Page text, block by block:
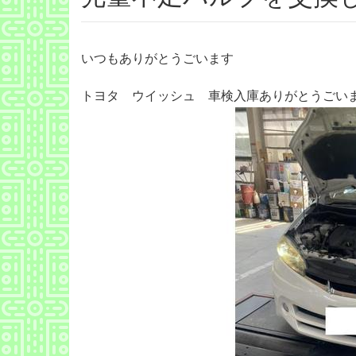
いつもありがとうごいます
トヨタ ウイッシュ 車検入庫ありがとうごい